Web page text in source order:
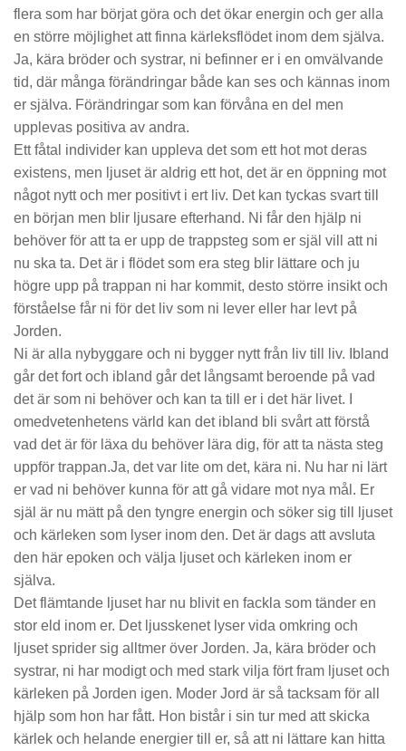
flera som har börjat göra och det ökar energin och ger alla
en större möjlighet att finna kärleksflödet inom dem själva.
Ja, kära bröder och systrar, ni befinner er i en omvälvande
tid, där många förändringar både kan ses och kännas inom
er själva. Förändringar som kan förvåna en del men
upplevas positiva av andra.
Ett fåtal individer kan uppleva det som ett hot mot deras
existens, men ljuset är aldrig ett hot, det är en öppning mot
något nytt och mer positivt i ert liv. Det kan tyckas svart till
en början men blir ljusare efterhand. Ni får den hjälp ni
behöver för att ta er upp de trappsteg som er själ vill att ni
nu ska ta. Det är i flödet som era steg blir lättare och ju
högre upp på trappan ni har kommit, desto större insikt och
förståelse får ni för det liv som ni lever eller har levt på
Jorden.
Ni är alla nybyggare och ni bygger nytt från liv till liv. Ibland
går det fort och ibland går det långsamt beroende på vad
det är som ni behöver och kan ta till er i det här livet. I
omedvetenhetens värld kan det ibland bli svårt att förstå
vad det är för läxa du behöver lära dig, för att ta nästa steg
uppför trappan.Ja, det var lite om det, kära ni. Nu har ni lärt
er vad ni behöver kunna för att gå vidare mot nya mål. Er
själ är nu mätt på den tyngre energin och söker sig till ljuset
och kärleken som lyser inom den. Det är dags att avsluta
den här epoken och välja ljuset och kärleken inom er
själva.
Det flämtande ljuset har nu blivit en fackla som tänder en
stor eld inom er. Det ljusskenet lyser vida omkring och
ljuset sprider sig alltmer över Jorden. Ja, kära bröder och
systrar, ni har modigt och med stark vilja fört fram ljuset och
kärleken på Jorden igen. Moder Jord är så tacksam för all
hjälp som hon har fått. Hon bistår i sin tur med att skicka
kärlek och helande energier till er, så att ni lättare kan hitta